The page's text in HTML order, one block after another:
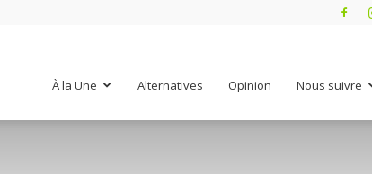
À la Une Alternatives Opinion Nous suivre